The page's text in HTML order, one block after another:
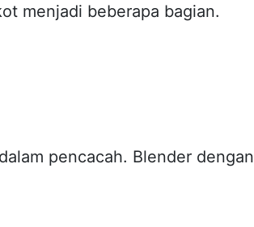
menjadi beberapa bagian.
pencacah. Blender dengan